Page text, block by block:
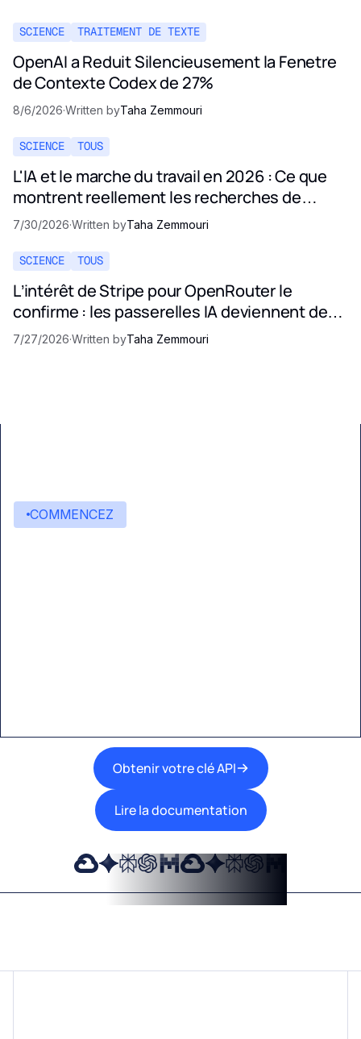
SCIENCE TRAITEMENT DE TEXTE
OpenAI a Reduit Silencieusement la Fenetre
de Contexte Codex de 27%
8/6/2026·Written byTaha Zemmouri
SCIENCE TOUS
L'IA et le marche du travail en 2026 : Ce que
montrent reellement les recherches de
Stanford
7/30/2026·Written byTaha Zemmouri
SCIENCE TOUS
L’intérêt de Stripe pour OpenRouter le
confirme : les passerelles IA deviennent des
infrastructures critiques
7/27/2026·Written byTaha Zemmouri
COMMENCEZ
Obtenir votre clé API
Lire la documentation